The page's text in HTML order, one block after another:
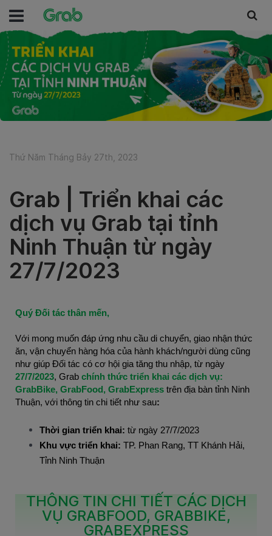
Thứ Năm Tháng Bảy 27th, 2023
Grab | Triển khai các
dịch vụ Grab tại tỉnh
Ninh Thuận từ ngày
27/7/2023
Quý Đối tác thân mến,
Với mong muốn đáp ứng nhu cầu di chuyển, giao nhận thức
ăn, vận chuyển hàng hóa của hành khách/người dùng cũng
như giúp Đối tác có cơ hội gia tăng thu nhập, từ ngày
27/7/2023, Grab chính thức triển khai các dịch vụ:
GrabBike, GrabFood, GrabExpress trên địa bàn tỉnh Ninh
Thuận, với thông tin chi tiết như sau:
Thời gian triển khai: từ ngày 27/7/2023
Khu vực triển khai: TP. Phan Rang, TT Khánh Hải,
Tỉnh Ninh Thuận
THÔNG TIN CHI TIẾT CÁC DỊCH
VỤ GRABFOOD, GRABBIKE,
GRABEXPRESS